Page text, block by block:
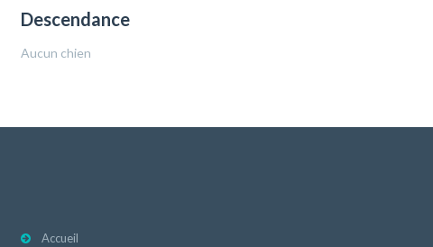
Descendance
Aucun chien
Accueil